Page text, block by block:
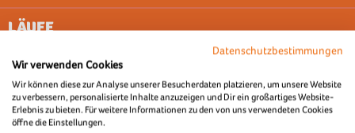
IMPRESSUM
UNTERNEHMEN
ABOUT & JOBS
FAQ
DATENSCHUTZ (WEBSITE)
LÄUFE
AACHEN
BERLIN
BREMEN
DILLINGEN/SAAR
KONTAKT
#GEMEINSAMAKTIV
Datenschutzbestimmungen
Wir verwenden Cookies
Wir können diese zur Analyse unserer Besucherdaten platzieren, um unsere Website
zu verbessern, personalisierte Inhalte anzuzeigen und Dir ein großartiges Website-
Erlebnis zu bieten. Für weitere Informationen zu den von uns verwendeten Cookies
öffne die Einstellungen.